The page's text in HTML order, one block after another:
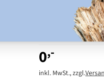
0,-
inkl. MwSt., zzgl.